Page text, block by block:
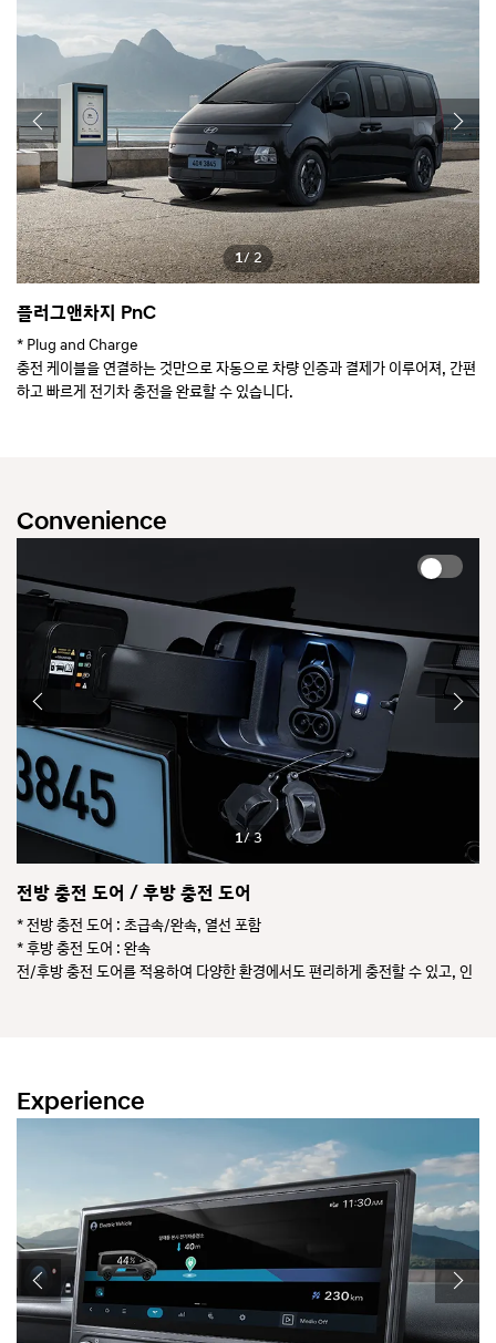
플러그앤차지 PnC
* Plug and Charge
충전 케이블을 연결하는 것만으로 자동으로 차량 인증과 결제가 이루어져, 간편
하고 빠르게 전기차 충전을 완료할 수 있습니다.
1/ 2
Convenience
전방 충전 도어 / 후방 충전 도어
* 전방 충전 도어 : 초급속/완속, 열선 포함
* 후방 충전 도어 : 완속
전/후방 충전 도어를 적용하여 다양한 환경에서도 편리하게 충전할 수 있고, 인
1/ 3
Experience